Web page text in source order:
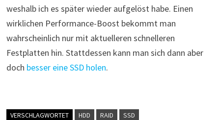
weshalb ich es später wieder aufgelöst habe. Einen
wirklichen Performance-Boost bekommt man
wahrscheinlich nur mit aktuelleren schnelleren
Festplatten hin. Stattdessen kann man sich dann aber
doch besser eine SSD holen.
VERSCHLAGWORTET HDD RAID SSD